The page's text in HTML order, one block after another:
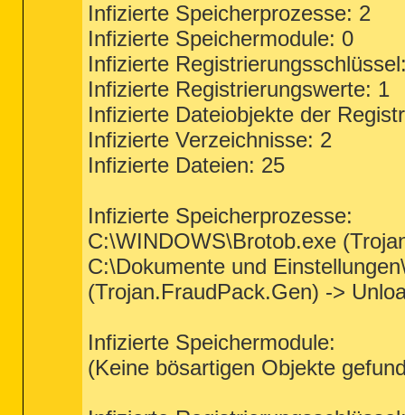
Infizierte Speicherprozesse: 2
Infizierte Speichermodule: 0
Infizierte
Infizierte Registrierungswerte: 1
Infizierte Dateiobjekte der
Infizierte Verzeichnisse: 2
Infizierte Dateien: 25
Infizierte Speicherprozesse:
C:\WINDOWS\Brotob.exe
C:\Dokumente und
(Trojan.FraudPack.Gen) ->
Infizierte Speichermodule:
(Keine bösartigen Objekte